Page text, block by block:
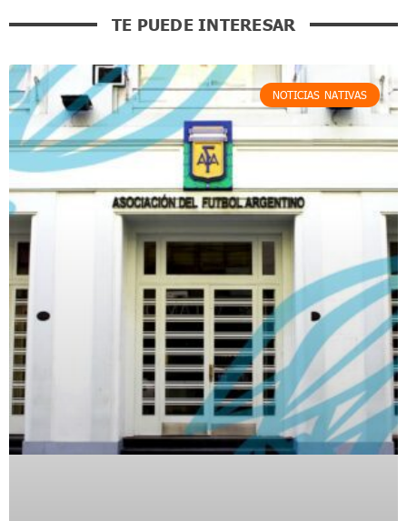
TE PUEDE INTERESAR
NOTICIAS NATIVAS